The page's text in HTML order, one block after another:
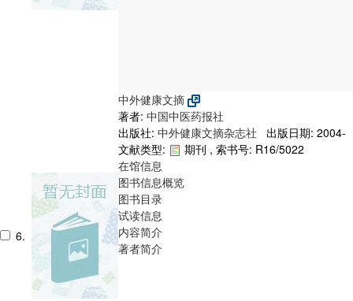
6.
中外健康文摘
著者: 中国中医药报社
出版社: 中外健康文摘杂志社
出版日期: 2004-
文献类型:
期刊 , 索书号: R16/5022
在馆信息
图书信息概览
图书目录
试读信息
内容简介
著者简介